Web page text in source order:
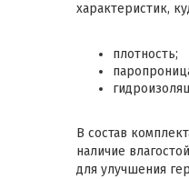
характеристик,
плотность;
В состав
наличие
для улучшения